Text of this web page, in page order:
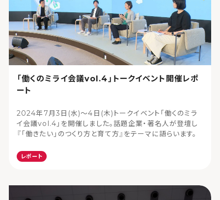
「働くのミライ会議vol.4」トークイベント開催レポ
ート
2024年7月3日(水)～4日(木)トークイベント「働くのミラ
イ会議vol.4」を開催しました。話題企業・著名人が登壇し
『「働きたい」のつくり方と育て方』をテーマに語らいます。
レポート